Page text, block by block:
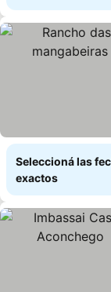
Seleccioná las
exactos